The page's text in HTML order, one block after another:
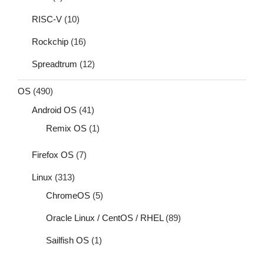
RISC-V (10)
Rockchip (16)
Spreadtrum (12)
OS (490)
Android OS (41)
Remix OS (1)
Firefox OS (7)
Linux (313)
ChromeOS (5)
Oracle Linux / CentOS / RHEL(89)
Sailfish OS (1)